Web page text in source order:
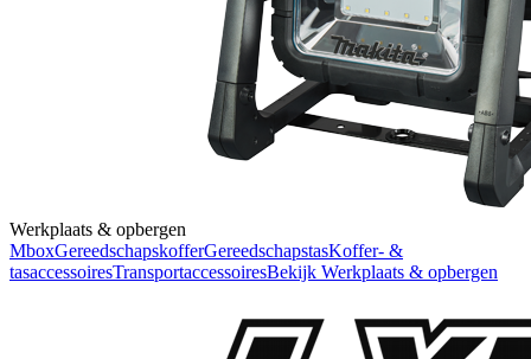
Werkplaats & opbergen
MboxGereedschapskofferGereedschapstasKoffer- &
tasaccessoiresTransportaccessoiresBekijk Werkplaats & opbergen